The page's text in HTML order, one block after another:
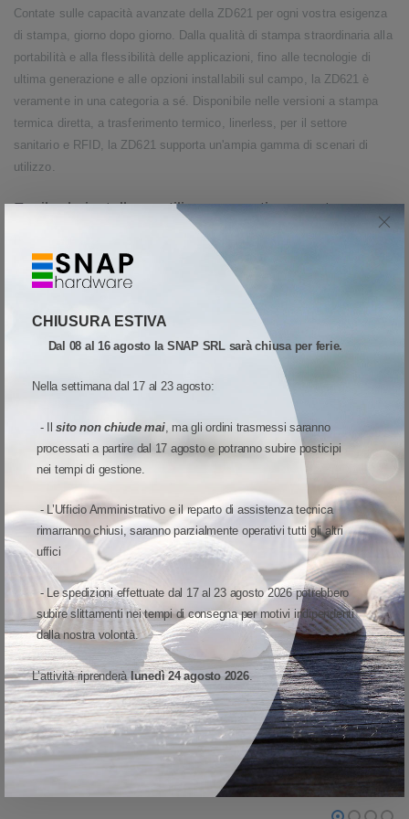
CHIUSURA ESTIVA
Dal 08 al 16 agosto la SNAP SRL sarà chiusa per ferie.
Nella settimana dal 17 al 23 agosto:
- Ilsito non chiude mai, ma gli ordini trasmessi saranno
processati a partire dal 17 agosto e potranno subire posticipi
nei tempi di gestione.
- L’Ufficio Amministrativo e il reparto di assistenza tecnica
rimarranno chiusi, saranno parzialmente operativi tutti gli altri
uffici
- Le spedizioni effettuate dal 17 al 23 agosto 2026 potrebbero
subire slittamenti nei tempi di consegna per motivi indipendenti
dalla nostra volontà.
L’attività riprenderàlunedì 24 agosto 2026.
Contate sulle capacità avanzate della ZD621 per ogni vostra esigenza
di stampa, giorno dopo giorno. Dalla qualità di stampa straordinaria alla
portabilità e alla flessibilità delle applicazioni, fino alle tecnologie di
ultima generazione e alle opzioni installabili sul campo, la ZD621 è
veramente in una categoria a sé. Disponibile nelle versioni a stampa
termica diretta, a trasferimento termico, linerless, per il settore
sanitario e RFID, la ZD621 supporta un'ampia gamma di scenari di
utilizzo.
Facile da installare, utilizzare, gestire e proteggere
Supportata dall’innovativa suite software Print DNA
ZD621 è incredibilmente facile da usare. Potete installarla in poco
tempo in qualsiasi ambiente grazie agli strumenti di configurazione, le
procedure guidate e le funzionalità di emulazione. L'intuitiva interfaccia
utente, estremamente facile da usare, richiede una formazione
veramente minima e permette di controllare lo stato a colpo d'occhio
grazie alle cinque icone LED. Sfruttate le funzionalità avanzate di
gestione remota per alleviare il carico di lavoro del personale IT. Inoltre,
la sicurezza integrata aggiunge alla vostra infrastruttura un ulteriore
livello di difesa dagli attacchi informatici.
Le stampanti serie GX di Zebra sono note per la qualità e le
prestazioni. Quando sceglierete la vostra prossima stampante, potrete
contare sul fatto che la ZD621 di ultima generazione include tutto
quello che avete sempre apprezzato in quelle stampanti legacy, e ne
raccoglie il testimone offrendo funzionalità best-in-class per questa
nuova epoca di intelligenza integrata e adattabilità orientata al futuro.
VISUALIZZA MODELLO ED OPZIONI